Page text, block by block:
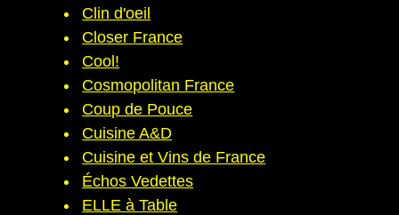
Clin d'oeil
Closer France
Cool!
Cosmopolitan France
Coup de Pouce
Cuisine A&D
Cuisine et Vins de France
Échos Vedettes
ELLE à Table